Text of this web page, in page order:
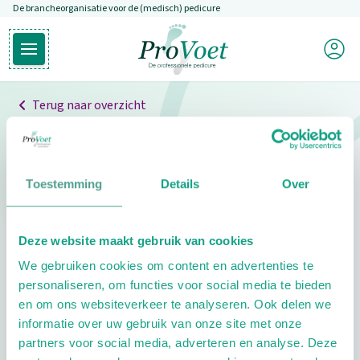
Toestemming Details Over
Deze website maakt gebruik van cookies
We gebruiken cookies om content en advertenties te
personaliseren, om functies voor social media te bieden
en om ons websiteverkeer te analyseren. Ook delen we
informatie over uw gebruik van onze site met onze
partners voor social media, adverteren en analyse. Deze
Overslaan en naar de inhoud gaan
De brancheorganisatie voor de (medisch) pedicure
Open hoofdmenu
Ga naar de homepagina
Mijn
Terug naar overzicht
Professionals
Pedicure niet gevonden
pedicure.